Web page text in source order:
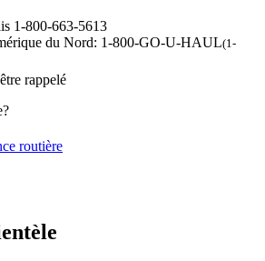
1-800-663-5613
du Nord: 1-800-GO-U-HAUL(1-
rappelé
routière